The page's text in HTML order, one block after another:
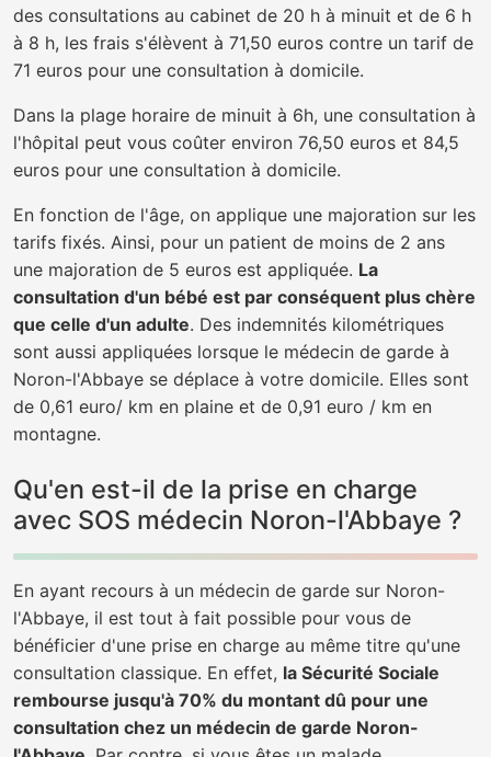
des consultations au cabinet de 20 h à minuit et de 6 h
à 8 h, les frais s'élèvent à 71,50 euros contre un tarif de
71 euros pour une consultation à domicile.
Dans la plage horaire de minuit à 6h, une consultation à
l'hôpital peut vous coûter environ 76,50 euros et 84,5
euros pour une consultation à domicile.
En fonction de l'âge, on applique une majoration sur les
tarifs fixés. Ainsi, pour un patient de moins de 2 ans
une majoration de 5 euros est appliquée. La
consultation d'un bébé est par conséquent plus chère
que celle d'un adulte. Des indemnités kilométriques
sont aussi appliquées lorsque le médecin de garde à
Noron-l'Abbaye se déplace à votre domicile. Elles sont
de 0,61 euro/ km en plaine et de 0,91 euro / km en
montagne.
Qu'en est-il de la prise en charge
avec SOS médecin Noron-l'Abbaye ?
En ayant recours à un médecin de garde sur Noron-
l'Abbaye, il est tout à fait possible pour vous de
bénéficier d'une prise en charge au même titre qu'une
consultation classique. En effet, la Sécurité Sociale
rembourse jusqu'à 70% du montant dû pour une
consultation chez un médecin de garde Noron-